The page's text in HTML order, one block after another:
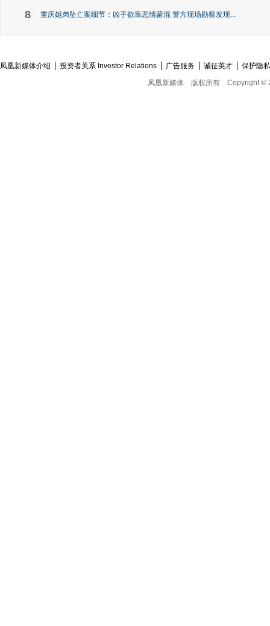
8 重庆姐弟坠亡案细节：凶手欲靠悲情蒙混 警方现场勘察发现...
凤凰新媒体介绍 投资者关系 Investor Relations 广告服务 诚征英才
保护隐
凤凰新媒体
版权所有 Copyright ©